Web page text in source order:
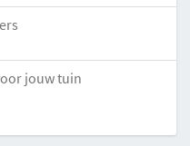
jouw tuin